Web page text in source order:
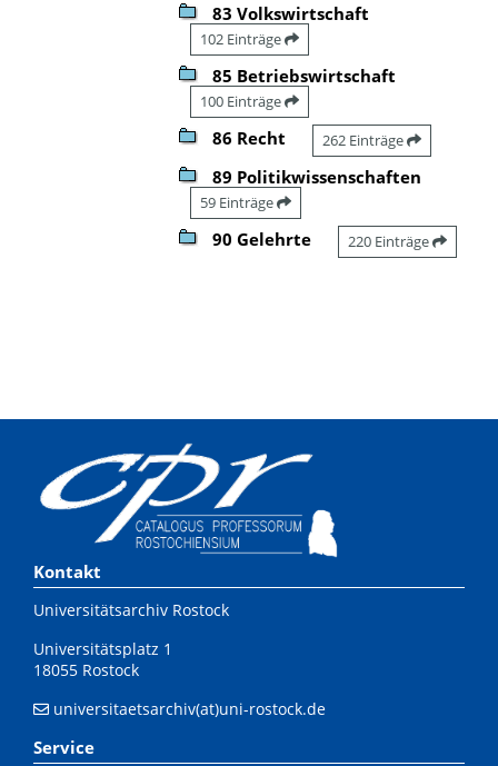
83 Volkswirtschaft
102 Einträge
85 Betriebswirtschaft
100 Einträge
86 Recht 262 Einträge
89 Politikwissenschaften
59 Einträge
90 Gelehrte 220 Einträge
Kontakt
Universitätsarchiv Rostock
Universitätsplatz 1
18055 Rostock
universitaetsarchiv(at)uni-rostock.de
Service